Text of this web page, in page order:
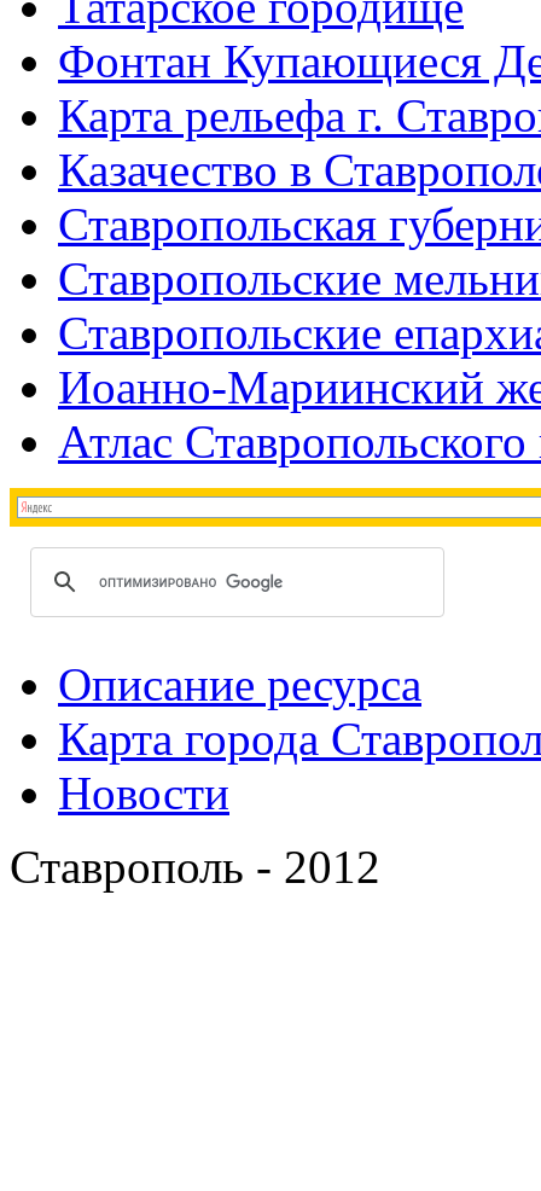
Фонтан Купающиеся
Карта рельефа г.
Казачество в
Ставропольская
Ставропольские
Ставропольские
Иоанно-Мариинский
Атлас
Описание ресурса
Карта города
Новости
Ставрополь - 2012